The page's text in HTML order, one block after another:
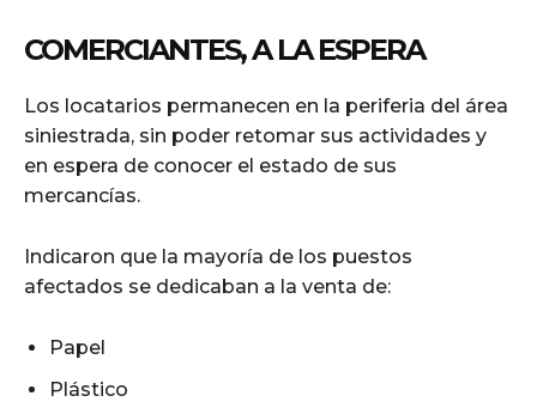
COMERCIANTES, A LA ESPERA
Los locatarios permanecen en la periferia del área
siniestrada, sin poder retomar sus actividades y
en espera de conocer el estado de sus
mercancías.
Indicaron que la mayoría de los puestos
afectados se dedicaban a la venta de:
Papel
Plástico